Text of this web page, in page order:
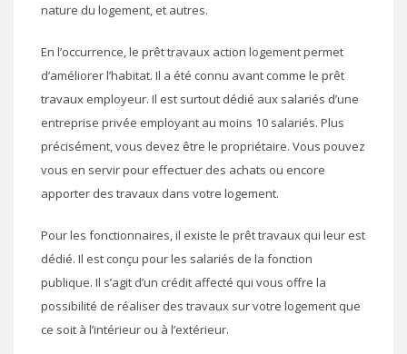
nature du logement, et autres.
En l’occurrence, le prêt travaux action logement permet
d’améliorer l’habitat. Il a été connu avant comme le prêt
travaux employeur. Il est surtout dédié aux salariés d’une
entreprise privée employant au moins 10 salariés. Plus
précisément, vous devez être le propriétaire. Vous pouvez
vous en servir pour effectuer des achats ou encore
apporter des travaux dans votre logement.
Pour les fonctionnaires, il existe le prêt travaux qui leur est
dédié. Il est conçu pour les salariés de la fonction
publique. Il s’agit d’un crédit affecté qui vous offre la
possibilité de réaliser des travaux sur votre logement que
ce soit à l’intérieur ou à l’extérieur.